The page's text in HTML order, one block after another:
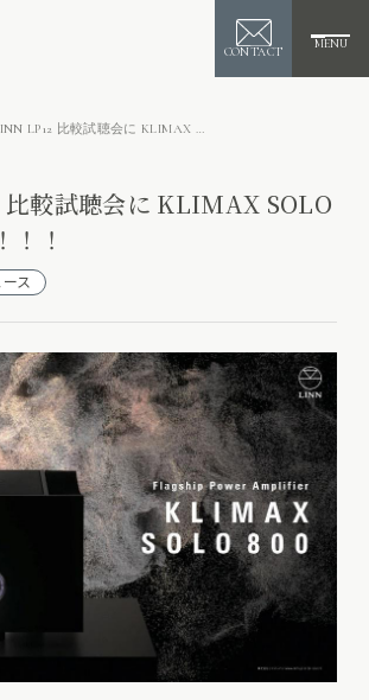
CONTACT
MENU
較試聴会に KLIMAX SOLO
！！
ス